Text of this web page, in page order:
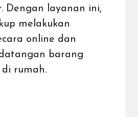
Dengan layanan ini,
melakukan
online dan
barang
rumah.